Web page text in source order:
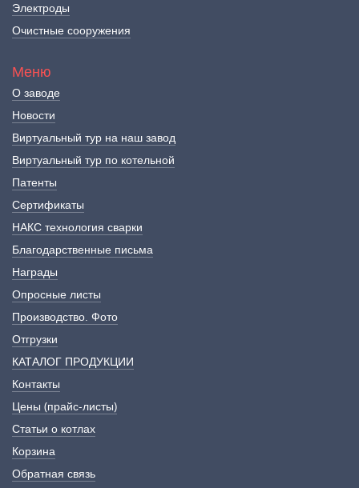
Электроды
Очистные сооружения
Меню
О заводе
Новости
Виртуальный тур на наш завод
Виртуальный тур по котельной
Патенты
Сертификаты
НАКС технология сварки
Благодарственные письма
Награды
Опросные листы
Производство. Фото
Отгрузки
КАТАЛОГ ПРОДУКЦИИ
Контакты
Цены (прайс-листы)
Статьи о котлах
Корзина
Обратная связь